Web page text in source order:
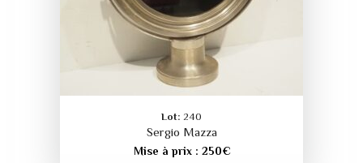
Lot: 240
Sergio Mazza
Mise à prix : 250€